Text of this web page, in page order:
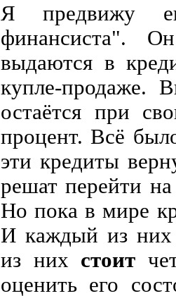
Я предвижу
финансиста".
выдаются в
купле-продаже.
остаётся при
процент. Всё
эти кредиты
решат перейти
Но пока в мире
И каждый из
из них стоит
оценить его